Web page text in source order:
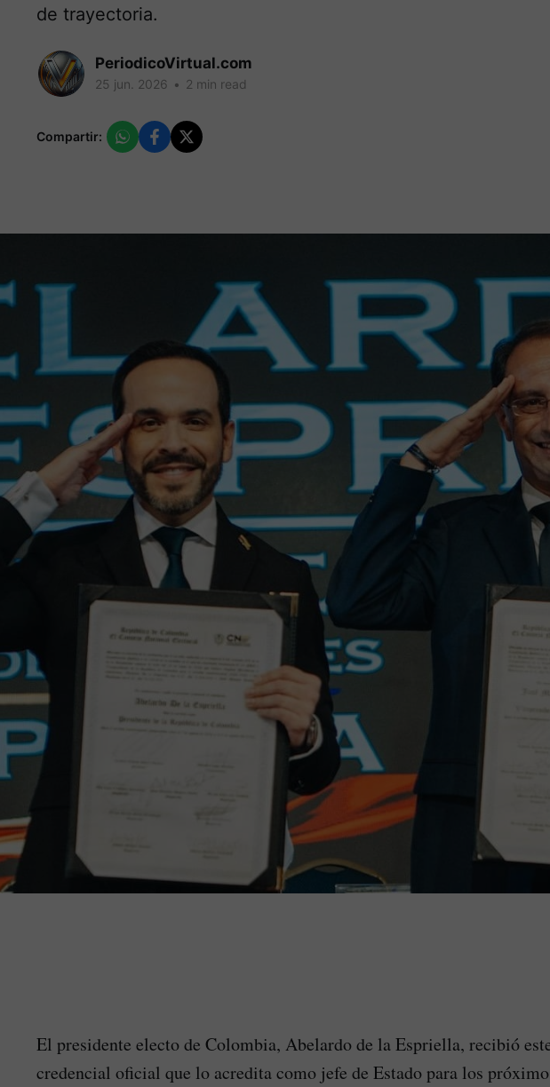
de trayectoria.
PeriodicoVirtual.com
25 jun. 2026 • 2 min read
Compartir:
El presidente electo de Colombia, Abelardo de la Espriella, recibió
credencial oficial que lo acredita como jefe de Estado para los